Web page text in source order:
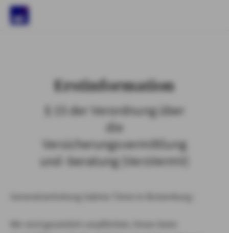
Erstinformation
§ 15 der Verordnung über
die
Versicherungsvermittlung
und -beratung (VersVermV)